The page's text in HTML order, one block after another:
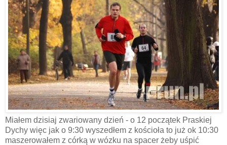
Miałem dzisiaj zwariowany dzień - o 12 początek Praskiej
Dychy więc jak o 9:30 wyszedłem z kościoła to już ok 10:30
maszerowałem z córką w wózku na spacer żeby uśpić